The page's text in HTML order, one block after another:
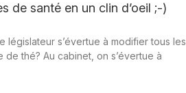
de santé en un clin d’oeil ;-)
législateur s’évertue à modifier tous les
de thé? Au cabinet, on s’évertue à